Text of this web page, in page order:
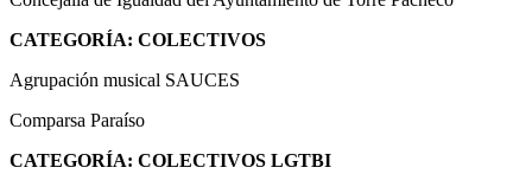
CATEGORÍA: COLECTIVOS
Agrupación musical SAUCES
Comparsa Paraíso
CATEGORÍA: COLECTIVOS LGTBI